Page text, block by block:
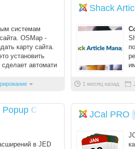
системам
OSMap -
карту сайта.
установить
автомати
Shack
1 месяц назад
Contact Form
в JED
JCal PRO
Вступить в
Забыли пароль?
Забыли логин?